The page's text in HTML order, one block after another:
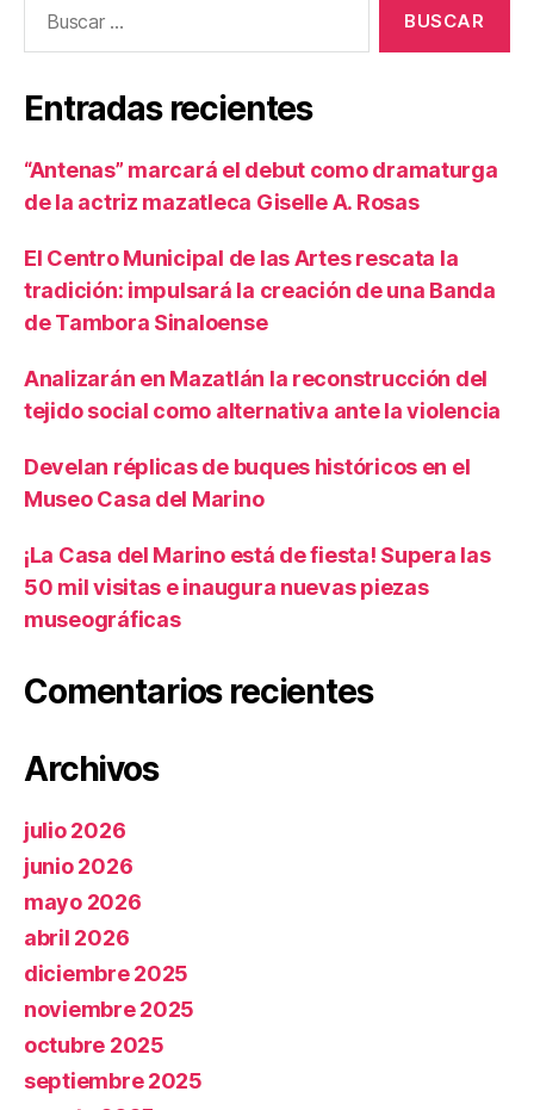
Entradas recientes
“Antenas” marcará el debut como dramaturga
de la actriz mazatleca Giselle A. Rosas
El Centro Municipal de las Artes rescata la
tradición: impulsará la creación de una Banda
de Tambora Sinaloense
Analizarán en Mazatlán la reconstrucción del
tejido social como alternativa ante la violencia
Develan réplicas de buques históricos en el
Museo Casa del Marino
¡La Casa del Marino está de fiesta! Supera las
50 mil visitas e inaugura nuevas piezas
museográficas
Comentarios recientes
Archivos
julio 2026
junio 2026
mayo 2026
abril 2026
diciembre 2025
noviembre 2025
octubre 2025
septiembre 2025